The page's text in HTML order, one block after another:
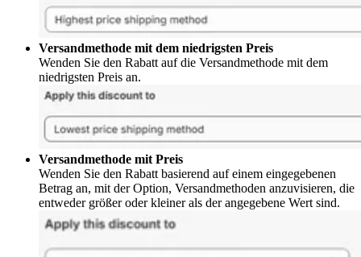
Versandmethode mit dem niedrigsten Preis
Wenden Sie den Rabatt auf die Versandmethode mit dem
niedrigsten Preis an.
Versandmethode mit Preis
Wenden Sie den Rabatt basierend auf einem eingegebenen
Betrag an, mit der Option, Versandmethoden anzuvisieren, die
entweder größer oder kleiner als der angegebene Wert sind.